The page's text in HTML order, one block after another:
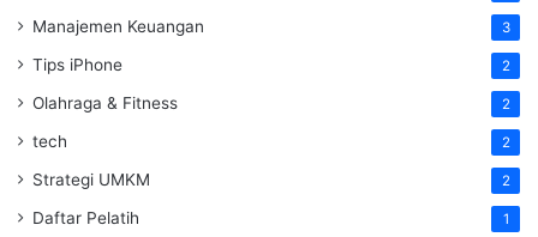
Manajemen Keuangan 3
Tips iPhone 2
Olahraga & Fitness 2
tech 2
Strategi UMKM 2
Daftar Pelatih 1